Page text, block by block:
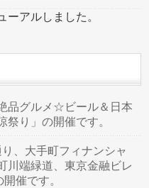
ーアルしました。
品グルメ☆ビール＆日本
り」の開催です。
、大手町フィナンシャ
川端緑道、東京金融ビレ
催です。